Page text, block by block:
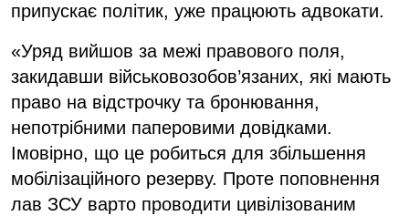
припускає політик, уже працюють адвокати.
«Уряд вийшов за межі правового поля,
закидавши військовозобов’язаних, які мають
право на відстрочку та бронювання,
непотрібними паперовими довідками.
Імовірно, що це робиться для збільшення
мобілізаційного резерву. Проте поповнення
лав ЗСУ варто проводити цивілізованим